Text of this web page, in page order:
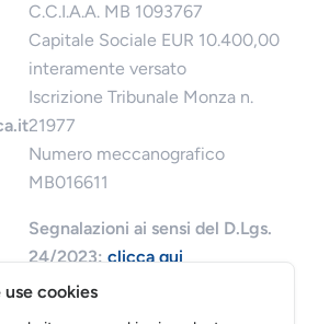
C.C.I.A.A. MB 1093767
Capitale Sociale EUR 10.400,00
interamente versato
Iscrizione Tribunale Monza n.
21977
Numero meccanografico
MB016611
Segnalazioni ai sensi del D.Lgs.
24/2023:clicca qui
use cookies